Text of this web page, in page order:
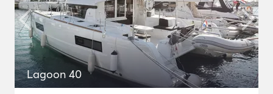
Lagoon 40